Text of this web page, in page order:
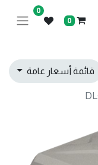
0
0
قائمة أسعار عامة